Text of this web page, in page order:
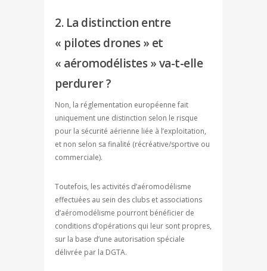
2. La distinction entre
« pilotes drones » et
« aéromodélistes » va-t-elle
perdurer ?
Non, la réglementation européenne fait
uniquement une distinction selon le risque
pour la sécurité aérienne liée à l’exploitation,
et non selon sa finalité (récréative/sportive ou
commerciale).
Toutefois, les activités d’aéromodélisme
effectuées au sein des clubs et associations
d’aéromodélisme pourront bénéficier de
conditions d’opérations qui leur sont propres,
sur la base d’une autorisation spéciale
délivrée par la DGTA.